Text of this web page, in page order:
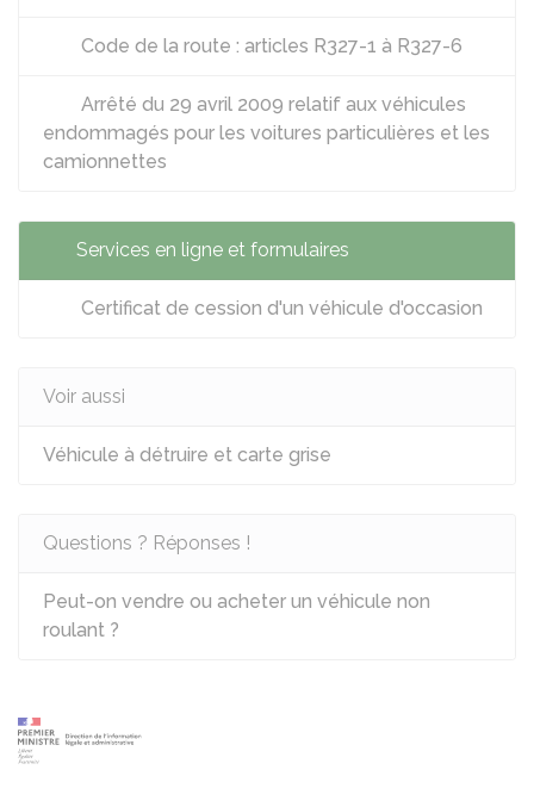
Code de la route : articles R327-1 à R327-6
Arrêté du 29 avril 2009 relatif aux véhicules
endommagés pour les voitures particulières et les
camionnettes
Services en ligne et formulaires
Certificat de cession d'un véhicule d'occasion
Voir aussi
Véhicule à détruire et carte grise
Questions ? Réponses !
Peut-on vendre ou acheter un véhicule non
roulant ?